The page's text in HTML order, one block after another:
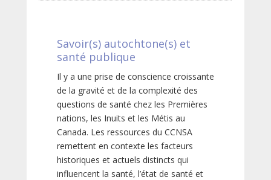
Savoir(s) autochtone(s) et
santé publique
Il y a une prise de conscience croissante
de la gravité et de la complexité des
questions de santé chez les Premières
nations, les Inuits et les Métis au
Canada. Les ressources du CCNSA
remettent en contexte les facteurs
historiques et actuels distincts qui
influencent la santé, l’état de santé et